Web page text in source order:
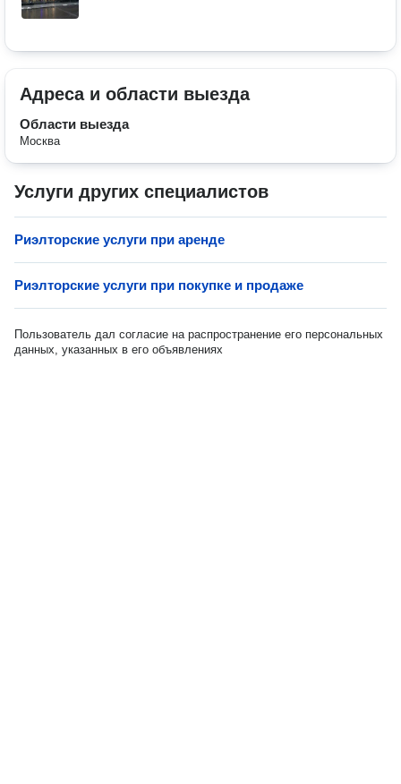
Адреса и области выезда
Области выезда
Москва
Услуги других специалистов
Риэлторские услуги при аренде
Риэлторские услуги при покупке и продаже
Пользователь дал согласие на распространение его персональных
данных, указанных в его объявлениях